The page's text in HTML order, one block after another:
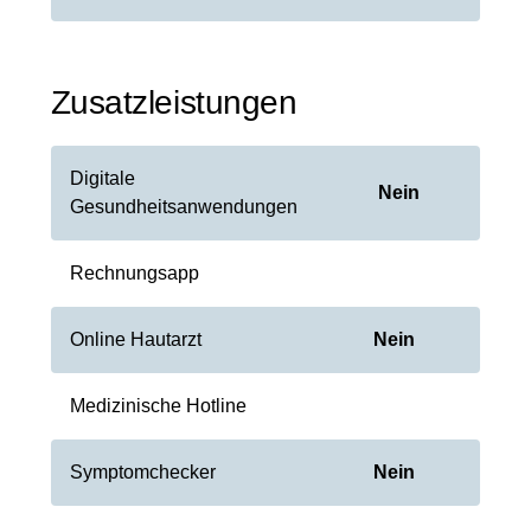
Zusatzleistungen
Digitale
Gesundheitsanwendungen
Nein
Rechnungsapp
Online Hautarzt Nein
Medizinische Hotline
Symptomchecker Nein